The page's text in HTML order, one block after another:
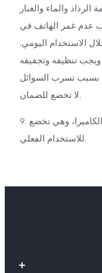
والماء والغبار
عدم غمر الهاتف في
الاستخدام اليومي.
تنظيفه وتجفيفه
بسبب تسرب السوائل
لا تخضع للضمان.
9. قد تختلف قيمة البكسل باختلاف أوضاع الكاميرا، وهي تخضع
للاستخدام الفعلي.